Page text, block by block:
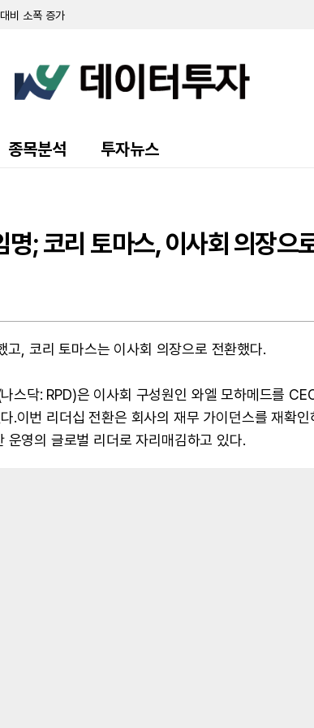
비 소폭 증가
러 기록…전년비 소폭 증가
달러 투자 유치 완료
콘퍼런스 참가
무담보 채권 발행
환받아…지분율 변동
종목분석 투자뉴스
; 코리 토마스, 이사회 의장으
, 코리 토마스는 이사회 의장으로 전환했다.
스닥: RPD)은 이사회 구성원인 와엘 모하메드를
.이번 리더십 전환은 회사의 재무 가이던스를 재확인
영의 글로벌 리더로 자리매김하고 있다.